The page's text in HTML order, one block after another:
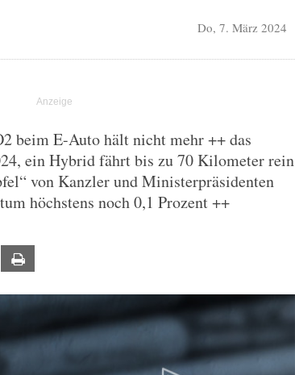
Do, 7. März 2024
beim E-Auto hält nicht mehr ++ das
ein Hybrid fährt bis zu 70 Kilometer rein
von Kanzler und Ministerpräsidenten
höchstens noch 0,1 Prozent ++
Email